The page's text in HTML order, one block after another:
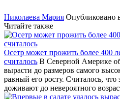
Николаева Мария Опубликовано
Читайте также
Осетр может прожить более 400
считалось В Северной Америке
вырасти до размеров самого
равный его росту. Считалось,
доживают до невероятного